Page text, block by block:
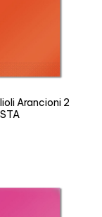
Arancioni 2